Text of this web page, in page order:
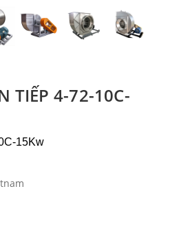
TIẾP 4-72-10C-
15Kw